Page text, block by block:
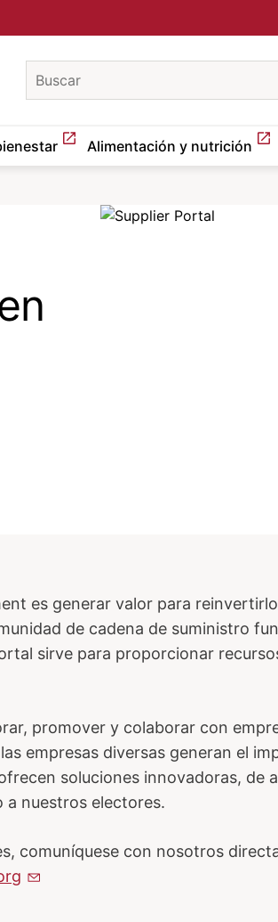
keywords
Alimentación y nutrición
Image
es generar valor para
de cadena de suministro
sirve para proporcionar
promover y colaborar con
empresas diversas generan el
soluciones innovadoras, de
a nuestros electores.
comuníquese con nosotros